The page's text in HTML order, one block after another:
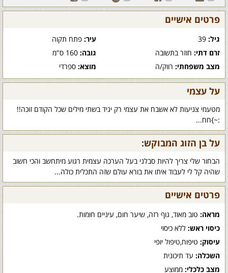
פרטים אישיים
גיל: עיר:פתח תקוה
זרם דתי: חוזר בתשובה גובה:160 ס"מ
מצב משפחתי: רווק/ה מוצא:ספרדי
על עצמי
מטעמי צניעות לא אשבח את עצמי רק יגיד בשתי מילים שכל הקודם זוכה!!
:~}חח...
על בן הזוג המבוקש:
הבחור שלי צריך להיות סבלני בעל הערכה עצמית רגוע מיתחשב והכי חשוב
שהיה קל לי לעבוד איתו את בורא עולם שזה התכלית כולה...
פרטים אישיים
מראה: טוב מאוד, גוף רזה, שיער חום, עיניים חומות.
כיסוי ראש: ללא כיסוי
עיסוק: טיפוח,טיפול יופי
השכלה: עד תיכונית
מצב כלכלי: ממוצע